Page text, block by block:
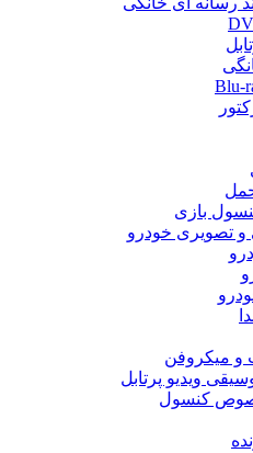
بازی
تصویری خودرو
و میکروفن
ویدیو پرتابل
کنسول